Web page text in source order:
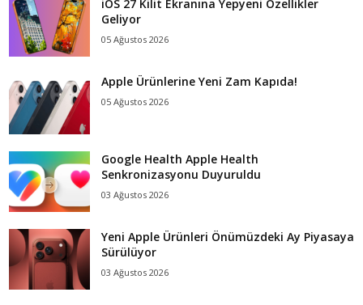
iOS 27 Kilit Ekranına Yepyeni Özellikler
Geliyor
05 Ağustos 2026
Apple Ürünlerine Yeni Zam Kapıda!
05 Ağustos 2026
Google Health Apple Health
Senkronizasyonu Duyuruldu
03 Ağustos 2026
Yeni Apple Ürünleri Önümüzdeki Ay Piyasaya
Sürülüyor
03 Ağustos 2026